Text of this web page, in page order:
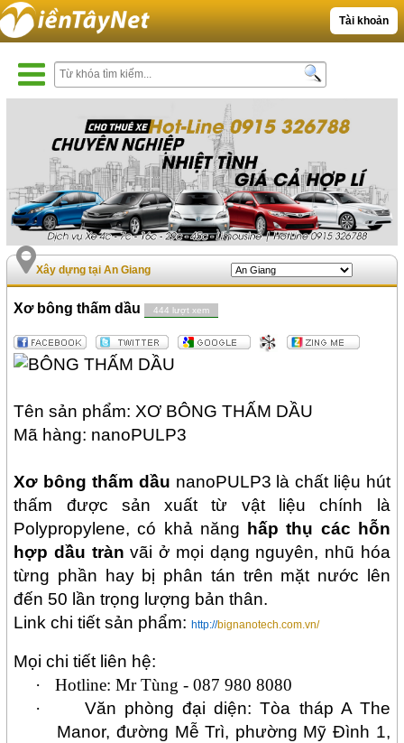
Tài khoản
Xây dựng tại An Giang
Xơ bông thấm dầu 444 lượt xem
Tên sản phẩm: XƠ BÔNG THẤM DẦU
Mã hàng: nanoPULP3
Xơ bông thấm dầu nanoPULP3 là chất liệu hút
thấm được sản xuất từ vật liệu chính là
Polypropylene,có khả năng hấp thụ các hỗn
hợp dầu tràn vãi ở mọi dạng nguyên, nhũ hóa
từng phần hay bị phân tán trên mặt nước lên
đến 50 lần trọng lượng bản thân.
Link chi tiết sản phẩm:http://bignanotech.com.vn/
Mọi chi tiết liên hệ:
·
Hotline:Mr Tùng - 087 980 8080
·
Văn phòng đại diện: Tòa tháp A The
Manor, đường Mễ Trì, phường Mỹ Đình 1,